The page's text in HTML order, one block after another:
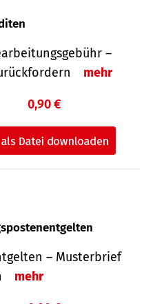
–
mehr
0,90 €
– Musterbrief
mehr